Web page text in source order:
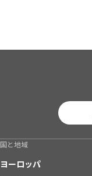
国と地域
ヨーロッパ